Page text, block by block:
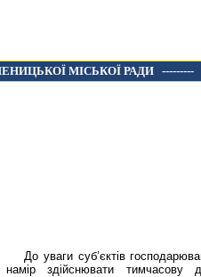
МІСЬКОЇ РАДИ ---------
До уваги суб’єктів
намір здійснювати тимчасову